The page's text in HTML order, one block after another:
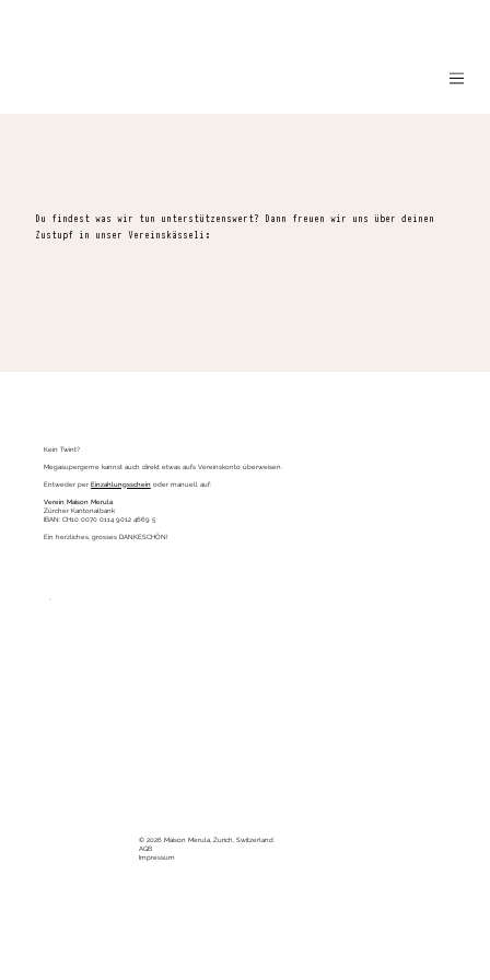
Du findest was wir tun unterstützenswert? Dann freuen wir uns über deinen
Zustupf in unser Vereinskässeli:
Kein Twint?
Megasupergerne kannst auch direkt etwas aufs Vereinskonto überweisen.
Entweder per Einzahlungsscheinoder manuell auf:
Verein Maison Merula
Zürcher Kantonalbank
IBAN: CH10 0070 0114 9012 4669 5
Ein herzliches, grosses DANKESCHÖN!
© 2026 Maison Merula, Zurich, Switzerland
AGB
Impressum